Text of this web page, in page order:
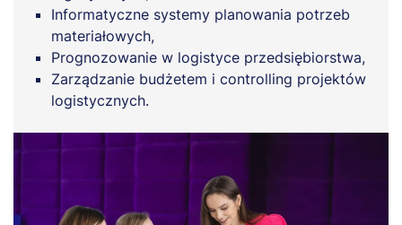
Informatyczne systemy planowania potrzeb
materiałowych,
Prognozowanie w logistyce przedsiębiorstwa,
Zarządzanie budżetem i controlling projektów
logistycznych.